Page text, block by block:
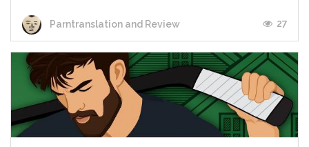
Parntranslation and Review 27